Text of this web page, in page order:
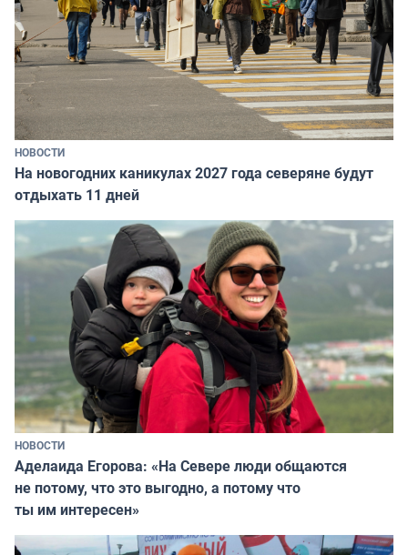
НОВОСТИ
На новогодних каникулах 2027 года северяне будут
отдыхать 11 дней
НОВОСТИ
Аделаида Егорова: «На Севере люди общаются
не потому, что это выгодно, а потому что
ты им интересен»